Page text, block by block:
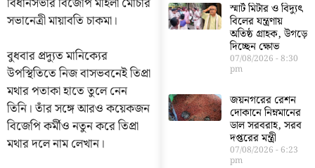
সভানেত্রী মায়াবতি চাকমা।
বুধবার প্রদ্যুত মানিক্যের
উপস্থিতিতে নিজ বাসভবনেই তিপ্রা
মথার পতাকা হাতে তুলে নেন
তিনি। তাঁর সঙ্গে আরও কয়েকজন
বিজেপি কর্মীও নতুন করে তিপ্রা
মথার দলে নাম লেখান।
স্মার্ট মিটার ও বিদ্যুৎ
বিলের যন্ত্রণায়
অতিষ্ঠ গ্রাহক, উগড়ে
দিচ্ছেন ক্ষোভ
07/08/2026 8:30
pm
জয়নগরের রেশন
দোকানে নিম্নমানের
ডাল সরবরাহ, সরব
দপ্তরের মন্ত্রী
07/08/2026 6:23
pm